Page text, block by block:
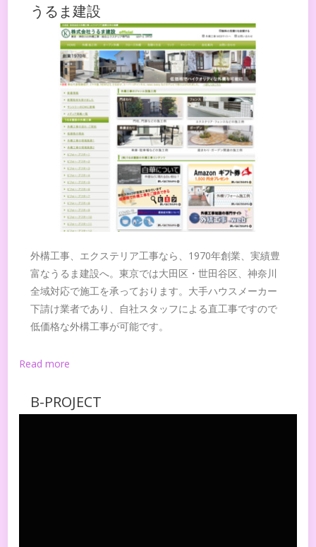
うるま建設
外構工事、エクステリア工事なら、1970年創業、実績豊
富なうるま建設へ。東京では大田区・世田谷区、神奈川
全域対応で施工を承っております。大手ハウスメーカー
下請け業者であり、自社スタッフによる直工事ですので
低価格な外構工事が可能です。
Read more
B-PROJECT